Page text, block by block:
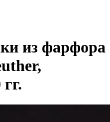
из фарфора